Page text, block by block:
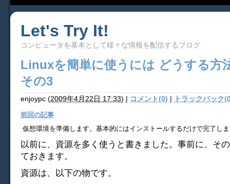
Let's Try It!
コンピュータを基本として様々な情報を配信するブログ
Linuxを簡単に使うには どうする方
その3
enjoypc (2009年4月22日 17:33) | コメント(0) | トラックバック
前回の記事
仮想環境を準備します。基本的にはインストールするだけで完了し
以前に、資源を多く使うと書きました。事前に、そ
ておきます。
資源は、以下の物です。